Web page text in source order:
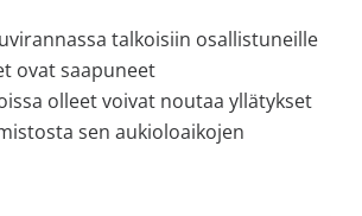
talkoisiin osallistuneille
ovat saapuneet
olleet voivat noutaa yllätykset
sen aukioloaikojen